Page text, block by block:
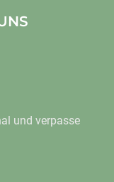
und verpasse